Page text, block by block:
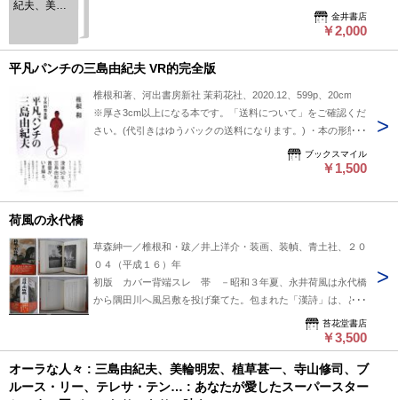
紀夫、美輪
修司、ブル
ース・リ
ー、テレ
-あなたが愛
したスーパ
ースター
ｔ、いま、
再び、ふた
りっきりの
金井書店
￥2,000
平凡パンチの三島由紀夫 VR的完全版
椎根和著、河出書房新社 茉莉花社、2020.12、599p、20cm
※厚さ3cm以上になる本です。「送料について」をご確認くだ
さい。(代引きはゆうパックの送料になります。) ・本の形態：
単行本ハードカバー ・サイズ：20×14cm ・ページ数：599p
・発行年：2020年12月25日(初版) ・ISBN ：9784309922195
ブックスマイル
￥1,500
荷風の永代橋
草森紳一／椎根和・跋／井上洋介・装画、装幀、青土社、２０
０４（平成１６）年
初版 カバー背端スレ 帯 －昭和３年夏、永井荷風は永代橋
から隅田川へ風呂敷を投げ棄てた。包まれた「漢詩」は、どん
な思いを秘めていたのか－一大叙事詩『断腸亭日乗』に凝らさ
れた様ざまな仕掛けを「永代橋」の視点から、微に入り細を穿
って解きほぐし、明治・大正・昭和、日・米・仏を縦横無尽に
往還する時空の旅路。（帯文）
苔花堂書店
￥3,500
オーラな人々 : 三島由紀夫、美輪明宏、植草甚一、寺山修司、ブ
ルース・リー、テレサ・テン… : あなたが愛したスーパースター